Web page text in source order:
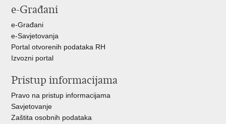
FacebookuTwitteru
e-Građani
e-Građani
e-Savjetovanja
Portal otvorenih podataka RH
Izvozni portal
Pristup informacijama
Pravo na pristup informacijama
Savjetovanje
Zaštita osobnih podataka